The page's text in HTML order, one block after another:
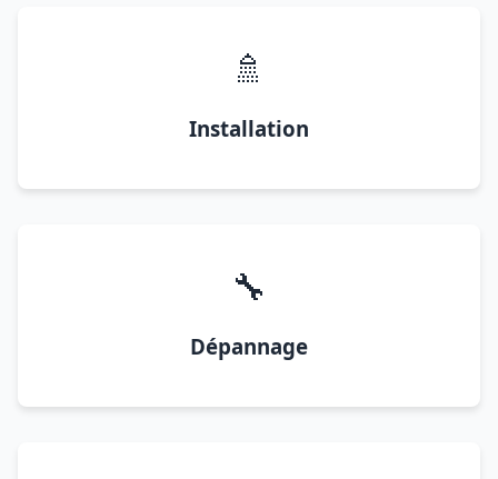
🚿
Installation
🔧
Dépannage